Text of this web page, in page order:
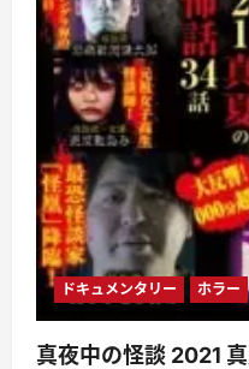
読
む
ドキュメンタリー ホラー
真夜中の怪談 2021